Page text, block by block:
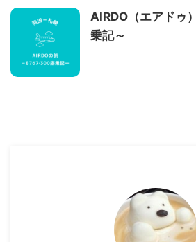
AIRDO（エアドゥ
乗記～